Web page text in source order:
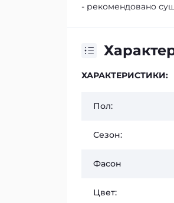
- рекомендовано
ХАРАКТЕРИСТИКИ:
Пол:
Сезон:
Фасон
Цвет: